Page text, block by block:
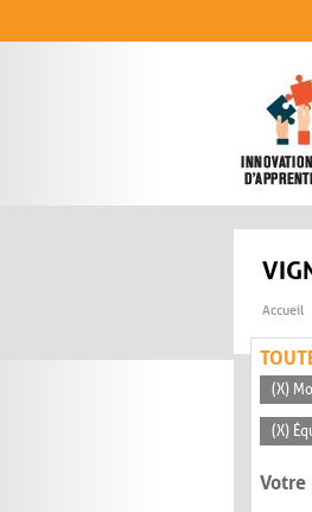
Accueil
(X)
(X)
Votre